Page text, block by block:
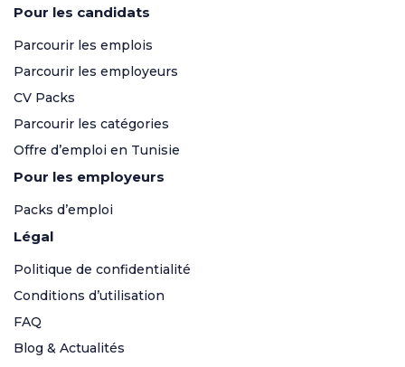
Pour les candidats
Parcourir les emplois
Parcourir les employeurs
CV Packs
Parcourir les catégories
Offre d’emploi en Tunisie
Pour les employeurs
Packs d’emploi
Légal
Politique de confidentialité
Conditions d’utilisation
FAQ
Blog & Actualités